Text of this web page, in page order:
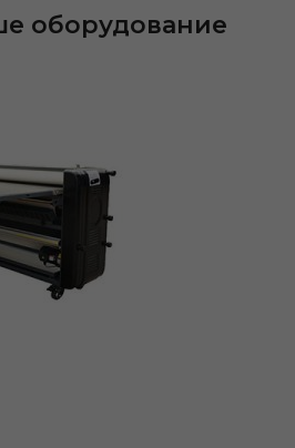
оборудование